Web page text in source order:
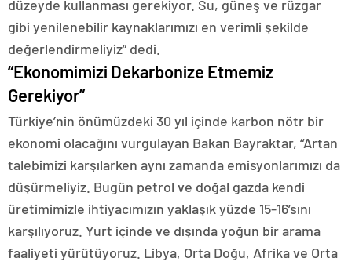
düzeyde kullanması gerekiyor. Su, güneş ve rüzgar
gibi yenilenebilir kaynaklarımızı en verimli şekilde
değerlendirmeliyiz” dedi.
“Ekonomimizi Dekarbonize Etmemiz
Gerekiyor”
Türkiye’nin önümüzdeki 30 yıl içinde karbon nötr bir
ekonomi olacağını vurgulayan Bakan Bayraktar, “Artan
talebimizi karşılarken aynı zamanda emisyonlarımızı da
düşürmeliyiz. Bugün petrol ve doğal gazda kendi
üretimimizle ihtiyacımızın yaklaşık yüzde 15-16’sını
karşılıyoruz. Yurt içinde ve dışında yoğun bir arama
faaliyeti yürütüyoruz. Libya, Orta Doğu, Afrika ve Orta